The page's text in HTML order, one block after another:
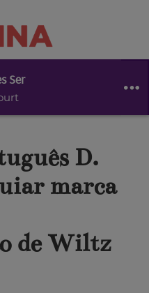
Ser
D.
marca
de Wiltz